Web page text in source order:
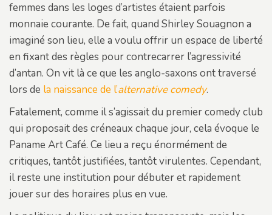
femmes dans les loges d’artistes étaient parfois
monnaie courante. De fait, quand Shirley Souagnon a
imaginé son lieu, elle a voulu offrir un espace de liberté
en fixant des règles pour contrecarrer l’agressivité
d’antan. On vit là ce que les anglo-saxons ont traversé
lors de la naissance de l’alternative comedy.
Fatalement, comme il s’agissait du premier comedy club
qui proposait des créneaux chaque jour, cela évoque le
Paname Art Café. Ce lieu a reçu énormément de
critiques, tantôt justifiées, tantôt virulentes. Cependant,
il reste une institution pour débuter et rapidement
jouer sur des horaires plus en vue.